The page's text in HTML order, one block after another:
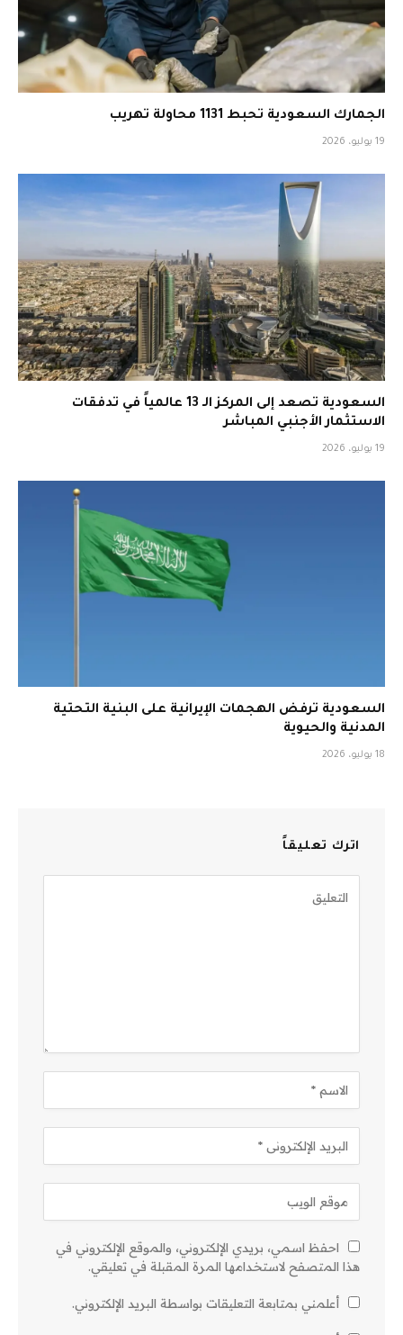
الجمارك السعودية تحبط 1131 محاولة تهريب
19 يوليو، 2026
السعودية تصعد إلى المركز الـ 13 عالمياً في تدفقات
الاستثمار الأجنبي المباشر
19 يوليو، 2026
السعودية ترفض الهجمات الإيرانية على البنية التحتية
المدنية والحيوية
18 يوليو، 2026
اترك تعليقاً
احفظ اسمي، بريدي الإلكتروني، والموقع الإلكتروني في
هذا المتصفح لاستخدامها المرة المقبلة في تعليقي.
أعلمني بمتابعة التعليقات بواسطة البريد الإلكتروني.